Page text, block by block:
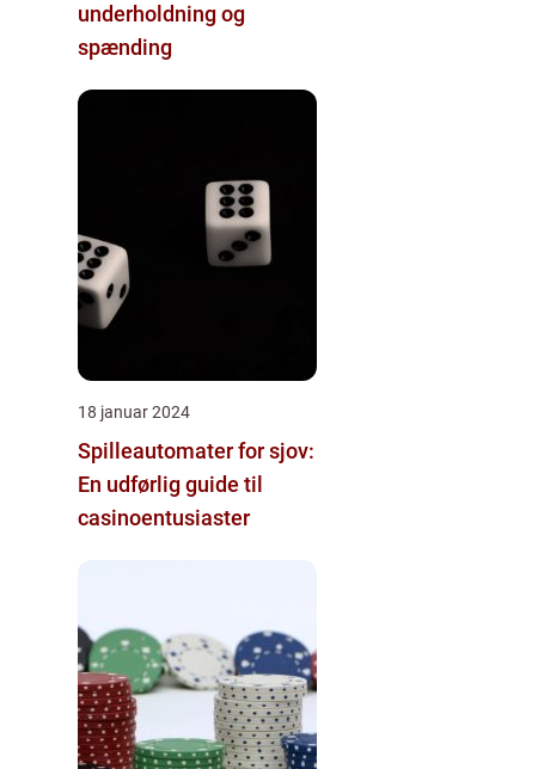
underholdning og
spænding
18 januar 2024
Spilleautomater for sjov:
En udførlig guide til
casinoentusiaster